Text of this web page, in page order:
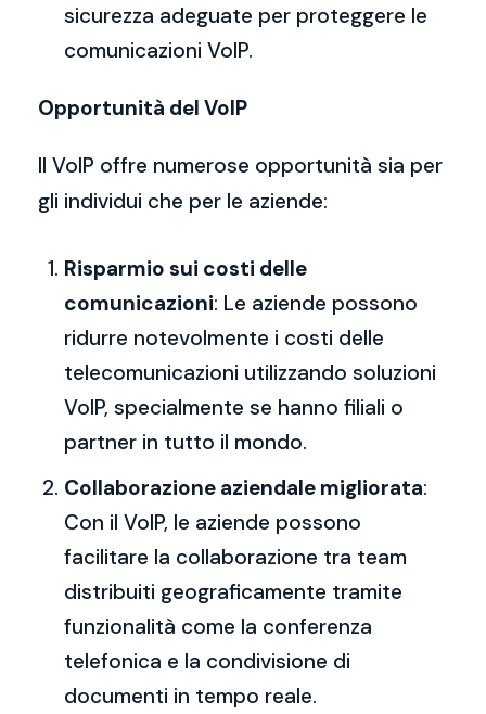
sicurezza adeguate per proteggere le
comunicazioni VoIP.
Opportunità del VoIP
Il VoIP offre numerose opportunità sia per
gli individui che per le aziende:
Risparmio sui costi delle
comunicazioni: Le aziende possono
ridurre notevolmente i costi delle
telecomunicazioni utilizzando soluzioni
VoIP, specialmente se hanno filiali o
partner in tutto il mondo.
Collaborazione aziendale migliorata:
Con il VoIP, le aziende possono
facilitare la collaborazione tra team
distribuiti geograficamente tramite
funzionalità come la conferenza
telefonica e la condivisione di
documenti in tempo reale.